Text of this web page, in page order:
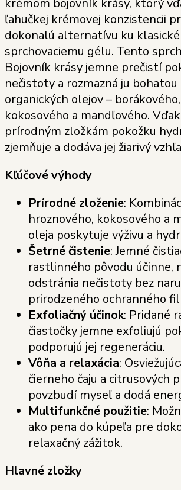
krémom bojovník krásy, ktorý
ľahučkej krémovej konzistencii
dokonalú alternatívu ku
sprchovaciemu gélu. Tento
Bojovník krásy jemne prečistí
nečistoty a rozmazná ju bohatou
organických olejov –
kokosového a mandľového.
prírodným zložkám pokožku
zjemňuje a dodáva jej žiarivý
Kľúčové výhody
Prírodné zloženie:
hroznového, kokosového a
oleja poskytuje výživu a
Šetrné čistenie: Jemné
rastlinného pôvodu účinne,
odstránia nečistoty bez
prirodzeného ochranného
Exfoliačný účinok: Pridané
čiastočky jemne exfoliujú
podporujú jej regeneráciu.
Vôňa a relaxácia:
čierneho čaju a citrusových
povzbudí myseľ a dodá
Multifunkčné použitie:
ako pena do kúpeľa pre
relaxačný zážitok.
Hlavné zložky